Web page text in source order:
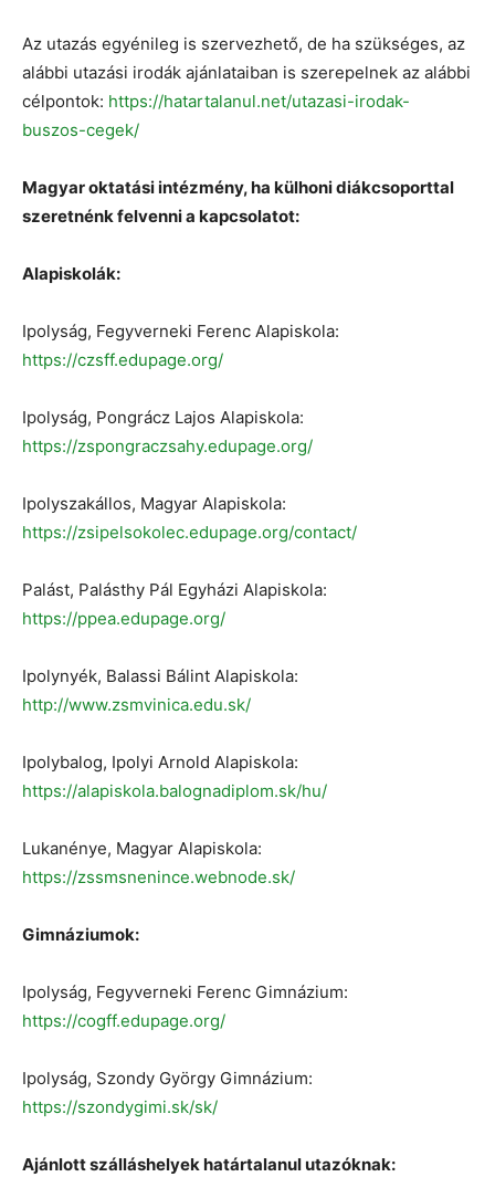
Az utazás egyénileg is szervezhető, de ha szükséges, az
alábbi utazási irodák ajánlataiban is szerepelnek az alábbi
célpontok: https://hatartalanul.net/utazasi-irodak-
buszos-cegek/
Magyar oktatási intézmény, ha külhoni diákcsoporttal
szeretnénk felvenni a kapcsolatot:
Alapiskolák:
Ipolyság, Fegyverneki Ferenc Alapiskola:
https://czsff.edupage.org/
Ipolyság, Pongrácz Lajos Alapiskola:
https://zspongraczsahy.edupage.org/
Ipolyszakállos, Magyar Alapiskola:
https://zsipelsokolec.edupage.org/contact/
Palást, Palásthy Pál Egyházi Alapiskola:
https://ppea.edupage.org/
Ipolynyék, Balassi Bálint Alapiskola:
http://www.zsmvinica.edu.sk/
Ipolybalog, Ipolyi Arnold Alapiskola:
https://alapiskola.balognadiplom.sk/hu/
Lukanénye, Magyar Alapiskola:
https://zssmsnenince.webnode.sk/
Gimnáziumok:
Ipolyság, Fegyverneki Ferenc Gimnázium:
https://cogff.edupage.org/
Ipolyság, Szondy György Gimnázium:
https://szondygimi.sk/sk/
Ajánlott szálláshelyek határtalanul utazóknak: